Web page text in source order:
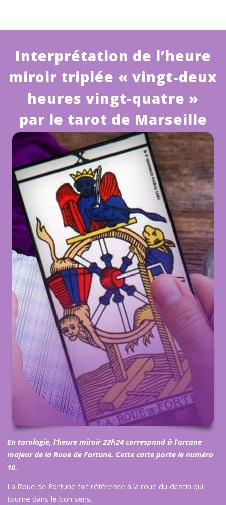
Interprétation de l’heure
miroir triplée « vingt-deux
heures vingt-quatre »
par le tarot de Marseille
En tarologie, l’heure miroir 22h24 correspond à l’arcane
majeur de la Roue de Fortune. Cette carte porte le numéro
10.
La Roue de Fortune fait référence à la roue du destin qui
tourne dans le bon sens.